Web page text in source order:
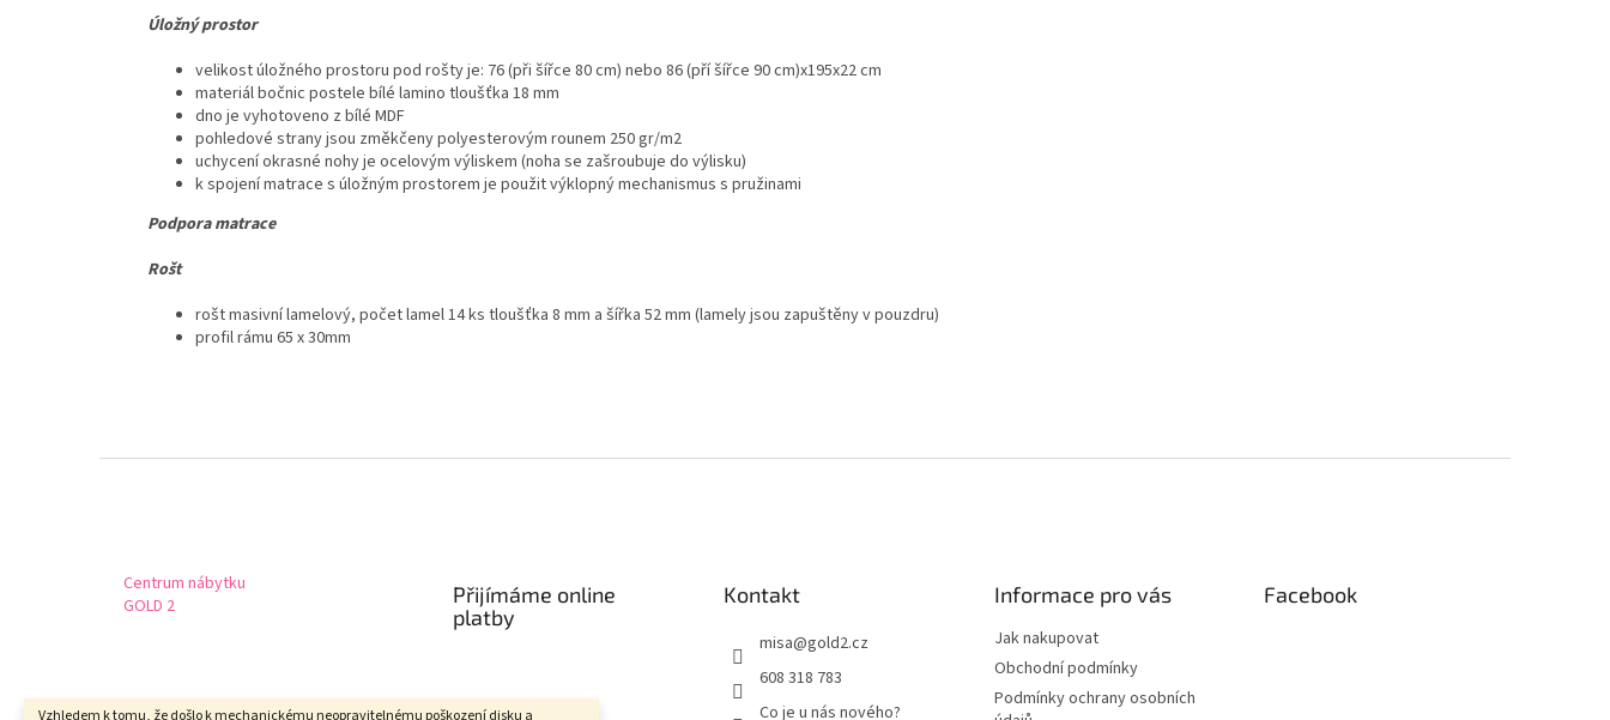
Úložný prostor
velikost úložného prostoru pod rošty je: 76 (při šířce 80 cm) nebo 86 (pří šířce 90 cm)x195x22 cm
materiál bočnic postele bílé lamino tloušťka 18 mm
dno je vyhotoveno z bílé MDF
pohledové strany jsou změkčeny polyesterovým rounem 250 gr/m2
uchycení okrasné nohy je ocelovým výliskem (noha se zašroubuje do výlisku)
k spojení matrace s úložným prostorem je použit výklopný mechanismus s pružinami
Podpora matrace
Rošt
rošt masivní lamelový, počet lamel 14 ks tloušťka 8 mm a šířka 52 mm (lamely jsou zapuštěny v pouzdru)
profil rámu 65 x 30mm
Centrum nábytku
GOLD 2
Přijímáme online
platby
Kontakt
misa@gold2.cz
608 318 783
Co je u nás nového?
Informace pro vás
Jak nakupovat
Obchodní podmínky
Podmínky ochrany osobních
Facebook